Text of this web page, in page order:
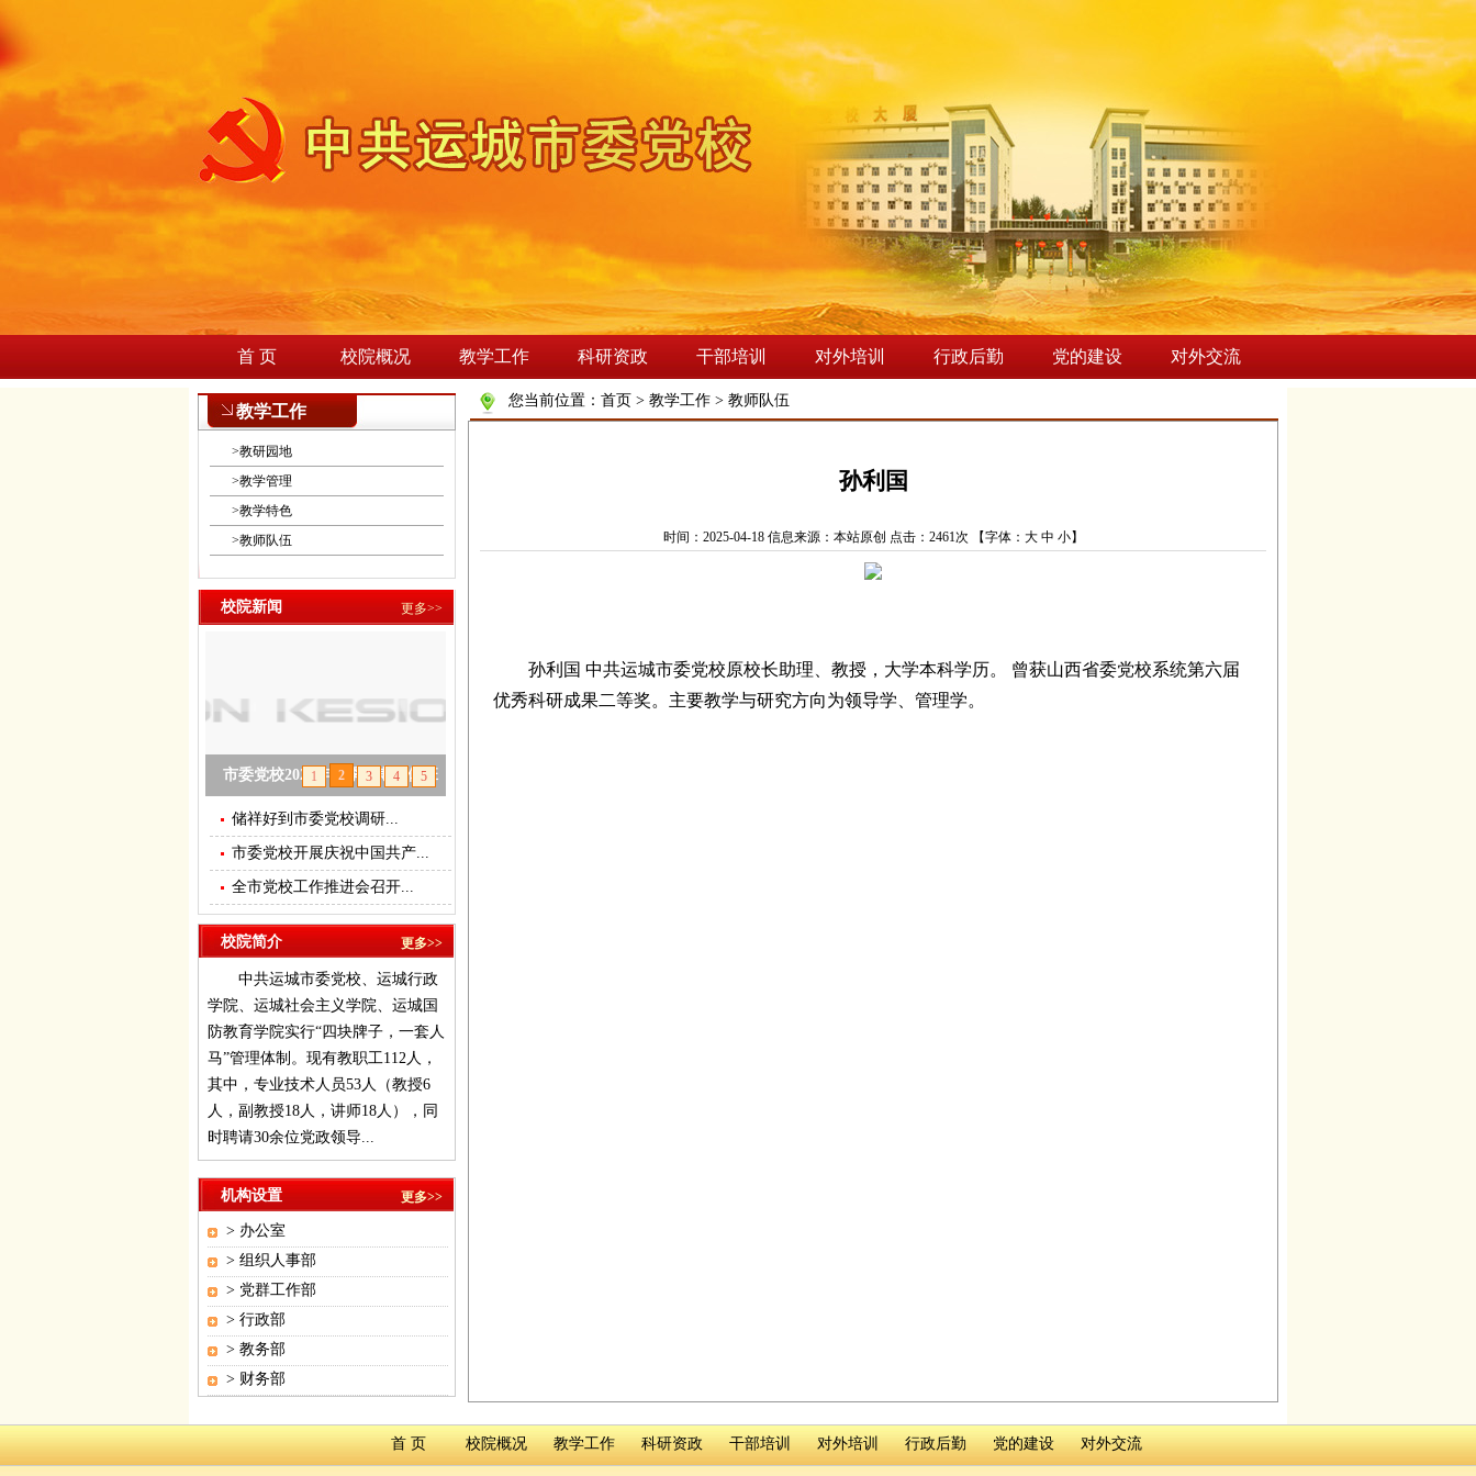
首 页 校院概况 教学工作 科研资政 干部培训 对外培训 行政后勤 党的建设 对外交流
您当前位置： 首页 > 教学工作 > 教师队伍
孙利国
时间：2025-04-18 信息来源：本站原创 点击： 2461次 【字体： 大 中 小】
孙利国 中共运城市委党校原校长助理、教授，大学本科学历。 曾获山西省委党校系统第六届
优秀科研成果二等奖。主要教学与研究方向为领导学、管理学。
教学工作
>教研园地
>教学管理
>教学特色
>教师队伍
校院新闻 更多>>
市委党校2025年春季学期主体班
开班
null
1 2 3 4 5
储祥好到市委党校调研...
市委党校开展庆祝中国共产...
全市党校工作推进会召开...
校院简介 更多>>
中共运城市委党校、运城行政
学院、运城社会主义学院、运城国
防教育学院实行“四块牌子，一套人
马”管理体制。现有教职工112人，
其中，专业技术人员53人（教授6
人，副教授18人，讲师18人），同
时聘请30余位党政领导...
机构设置 更多>>
> 办公室
> 组织人事部
> 党群工作部
> 行政部
> 教务部
> 财务部
首 页 校院概况 教学工作 科研资政 干部培训 对外培训 行政后勤 党的建设 对外交流